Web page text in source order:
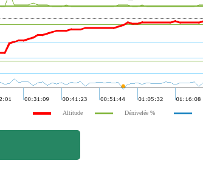
Altitude Dénivelée %